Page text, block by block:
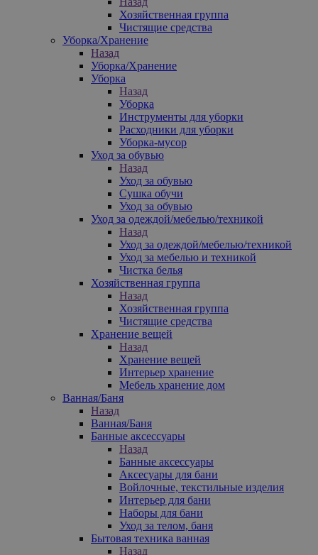
Хозяйственная группа
Чистящие средства
Уборка/Хранение
Назад
Уборка/Хранение
Уборка
Назад
Уборка
Инструменты для уборки
Расходники для уборки
Уборка-мусор
Уход за обувью
Назад
Уход за обувью
Сушка обучи
Уход за обувью
Уход за одеждой/мебелью/техникой
Назад
Уход за одеждой/мебелью/техникой
Уход за мебелью и техникой
Чистка белья
Хозяйственная группа
Назад
Хозяйственная группа
Чистящие средства
Хранение вещей
Назад
Хранение вещей
Интерьер хранение
Мебель хранение дом
Ванная/Баня
Назад
Ванная/Баня
Банные аксессуары
Назад
Банные аксессуары
Аксесуары для бани
Войлочные, текстильные изделия
Интерьер для бани
Наборы для бани
Уход за телом, баня
Бытовая техника ванная
Назад